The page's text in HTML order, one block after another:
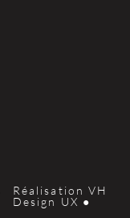
Réalisation VH
Design UX ●